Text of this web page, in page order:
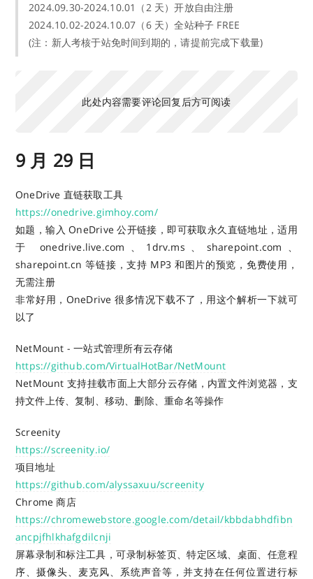
2024.09.30-2024.10.01（2 天）开放自由注册
2024.10.02-2024.10.07（6 天）全站种子 FREE
(注：新人考核于站免时间到期的，请提前完成下载量)
此处内容需要评论回复后方可阅读
9 月 29 日
OneDrive 直链获取工具
https://onedrive.gimhoy.com/
如题，输入 OneDrive 公开链接，即可获取永久直链地址，适用
于 onedrive.live.com、1drv.ms、sharepoint.com、
sharepoint.cn 等链接，支持 MP3 和图片的预览，免费使用，
无需注册
非常好用，OneDrive 很多情况下载不了，用这个解析一下就可
以了
NetMount - 一站式管理所有云存储
https://github.com/VirtualHotBar/NetMount
NetMount 支持挂载市面上大部分云存储，内置文件浏览器，支
持文件上传、复制、移动、删除、重命名等操作
Screenity
https://screenity.io/
项目地址
https://github.com/alyssaxuu/screenity
Chrome 商店
https://chromewebstore.google.com/detail/kbbdabhdfibn
ancpjfhlkhafgdilcnji
屏幕录制和标注工具，可录制标签页、特定区域、桌面、任意程
序、摄像头、麦克风、系统声音等，并支持在任何位置进行标